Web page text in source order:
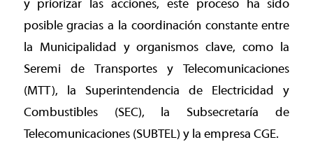
y priorizar las acciones, este proceso ha sido
posible gracias a la coordinación constante entre
la Municipalidad y organismos clave, como la
Seremi de Transportes y Telecomunicaciones
(MTT), la Superintendencia de Electricidad y
Combustibles (SEC), la Subsecretaría de
Telecomunicaciones (SUBTEL) y la empresa CGE.